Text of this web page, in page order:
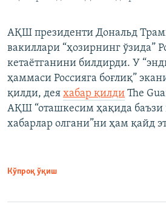
АҚШ президенти Дональд
вакиллари “ҳозирнинг ўзида”
кетаётганини билдирди. У
ҳаммаси Россияга боғлиқ”
қилди, дея хабар қилди The
АҚШ “оташкесим ҳақида
хабарлар олгани”ни ҳам қайд
Кўпроқ ўқиш